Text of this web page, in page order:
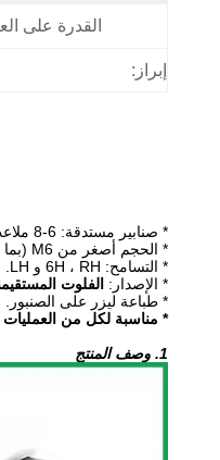
القدرة على
إبراز:
* صنابير مستدقة: 6-8 ملاعب مشطوفة ؛حنفيات التوصيل: 4-5 ملاعب مشطوفة ؛صنابير القاع: 2-3 ملاعب مشطوفة ؛
* الحجم أصغر من M6 (بما في ذلك M6) رقم 1 ورقم 2 ورقم 3 مع نهايتين مدببتين ، الحجم فوق M8 (بما في ذلك M8) مع نهايتين مسطحتين.
* التسامح: 6H ، RH و LH.
* الإصدار: الفلوت
* طباعة ليزر على الصنبور.
* مناسبة لكل من العمليات
1. وصف المنتج